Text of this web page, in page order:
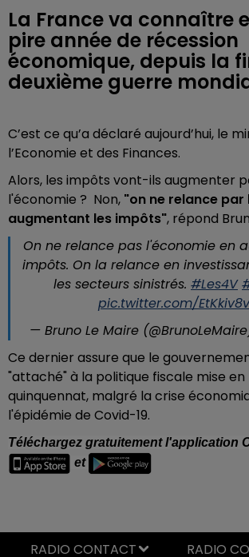
La France va connaître
pire année de récession
économique, depuis la
deuxième guerre
C’est ce qu’a déclaré aujourd’hui, le
l’Economie et des Finances.
Alors, les impôts vont-ils augmenter
l'économie ? Non, "on ne relance
augmentant les impôts", répond
On ne relance pas l'économie en
impôts. On la relance en
les secteurs sinistrés. #Les4V
pic.twitter.com/
— Bruno Le Maire
Ce dernier assure que le
"attaché" à la politique fiscale mise
quinquennat, malgré la crise
l'épidémie de Covid-19.
Téléchargez gratuitement l'application
et
RADIO